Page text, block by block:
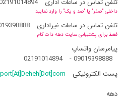
تلفن تماس در ساعات اداری
داخلی "صفر" یا "صد و یک" را وارد نمایید
تلفن تماس در ساعات غیراداری
فقط برای پشتیبانی سایت دهه دات کام
پیامرسان واتساپ
09019398888
-
02191014894
پست الکترونیکی
دهه